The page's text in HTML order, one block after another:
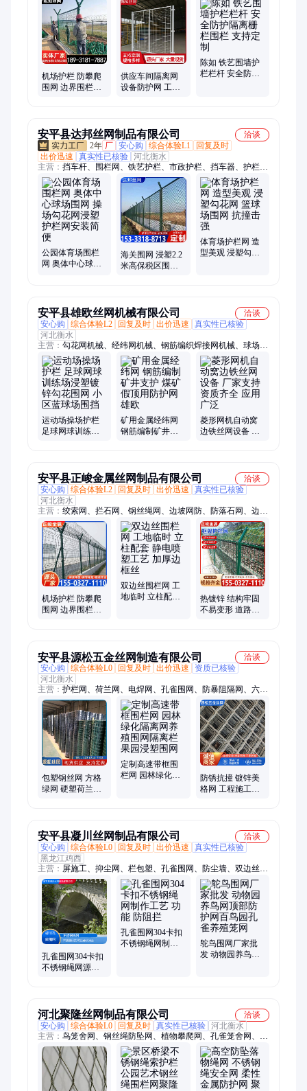
机场护栏 防攀爬
围网 边界围栏网
供应车间隔离网
设备防护网 工厂
陈如 铁艺围墙护
栏栏杆 安全防护
安平县达邦丝网制品有限公司
洽谈
2年 厂 安心购 综合体验L1
回复及时
出价迅速
真实性已核验 河北衡水
主营： 挡车杆、围栏网、铁艺护栏、市政护栏、挡车器、护栏
网、网球场护栏、防撞栏杆、基坑护栏、城市道路护栏、锌钢护
栏、铁艺栏杆、球场护栏、铁艺围栏、框架护栏、运动场围栏、
铁丝网围栏、体育场护栏、防抛网、车间隔离网、冲孔车间隔离
网、机场护栏网、防爬倒刺网、铁艺围墙护栏、防攀爬隔离网护
栏
公园体育场围栏
网 奥体中心球场
海关围网 浸塑2.2
米高保税区围栏
体育场护栏网 造
型美观 浸塑勾花
安平县雄欧丝网机械有限公司
洽谈
安心购
综合体验L2 回复及时 出价迅速
真实性已核验
河北衡水
主营： 勾花网机械、经纬网机械、钢筋编织焊接网机械、球场围
网、锚网编织机、铁丝网机械、铁丝网、轧花钢筋编织网机械、
轧花网机械、轧花焊接网、围栏网、防护网、金属网、煤矿支护
网、煤矿支护网机械、锚网编织焊接网机械、圆丝编织焊接网机
械、钢筋编织网、菱形网、菱形网机械、边坡防护网
运动场操场护栏
足球网球训练场
矿用金属经纬网
钢筋编制矿井支
菱形网机自动窝
边铁丝网设备 厂
安平县正峻金属丝网制品有限公司
洽谈
安心购
综合体验L2 回复及时 出价迅速
真实性已核验
河北衡水
主营： 绞索网、拦石网、钢丝绳网、边坡网防、防落石网、边坡
防护网、镀锌安全网、热镀锌钢丝、主动边坡网、包裹岩石挂
网、边坡拦截落石网、柔性拦石覆盖网、边坡防护主动网、铁丝
边坡支护网
机场护栏 防攀爬
围网 边界围栏网
双边丝围栏网 工
地临时 立柱配套
热镀锌 结构牢固
不易变形 道路隔
安平县源松五金丝网制造有限公司
洽谈
安心购
综合体验L0 回复及时 出价迅速
资质已核验
河北衡水
主营： 护栏网、荷兰网、电焊网、孔雀围网、防暴阻隔网、六角
网、基坑护栏网、电梯井口防护门、勾花网、石笼网、塑料平
网、尼龙网、冲孔网、钢板网、轧花网、不锈钢网、矿用支护网
片、刀片刺网、钢筋网片、镀锌美格网、铁马护栏、网格布、金
刚网、塔吊围栏、钢格板
包塑钢丝网 方格
绿网 硬塑荷兰网
定制高速带框围
栏网 园林绿化隔
防锈抗撞 镀锌美
格网 工程施工围
安平县凝川丝网制品有限公司
洽谈
安心购
综合体验L0 回复及时 出价迅速
真实性已核验
黑龙江鸡西
主营： 屏施工、抑尘网、栏包塑、孔雀围网、防尘墙、双边丝、
围栏网、隔离栅、隔声墙、隔音屏、吸音墙、防风墙、护栏网、
隔离网、铁丝网、西塞山、族自治、pvc围栏、隔音墙、挡风
网、隔音板、屏魏都、防尘网、伍家岗、隔声屏、防盗网
孔雀围网304卡扣
不锈钢绳网源头
孔雀围网304卡扣
不锈钢绳网制作
鸵鸟围网厂家批
发 动物园养鸟网
河北聚隆丝网制品有限公司
洽谈
安心购
综合体验L0 回复及时 真实性已核验 河北衡水
主营： 鸟笼舍网、钢丝绳防坠网、植物攀爬网、孔雀笼舍网、桥
梁防护不锈钢绳网、鸟语林网、百鸟园网、不锈钢装饰网、楼梯
扶杆防护网、不锈钢拦污网、井口防坠网、不锈钢绳网、动物园
笼舍网、采光带防坠网、学校防坠网、钢丝绳柔性防护网、液压
支架柔性防护网、高空坠物防护网